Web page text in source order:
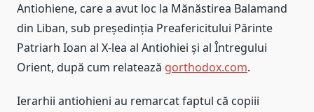
Antiohiene, care a avut loc la Mănăstirea Balamand
din Liban, sub președinția Preafericitului Părinte
Patriarh Ioan al X-lea al Antiohiei și al Întregului
Orient, după cum relatează gorthodox.com.
Ierarhii antiohieni au remarcat faptul că copiii